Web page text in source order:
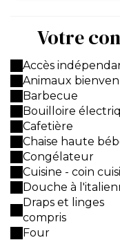
Votre
Accès
Animaux
Barbecue
Bouilloire
Cafetière
Chaise haute
Congélateur
Cuisine - coin
Douche à
Draps et linges
compris
Four